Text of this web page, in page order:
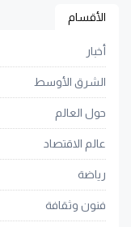
الأقسام
أخبار
الشرق الأوسط
حول العالم
عالم الاقتصاد
رياضة
فنون وثقافة